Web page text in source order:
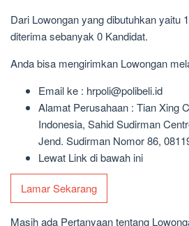
Dari Lowongan yang dibutuhkan yaitu
diterima sebanyak 0 Kandidat.
Anda bisa mengirimkan Lowongan
Email ke : hrpoli@polibeli.id
Alamat Perusahaan : Tian Xing
Indonesia, Sahid Sudirman
Jend. Sudirman Nomor 86,
Lewat Link di bawah ini
Lamar Sekarang
Masih ada Pertanyaan tentang